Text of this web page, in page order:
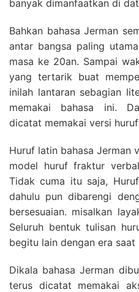
banyak dimanfaatkan di
Bahkan bahasa Jerman
antar bangsa paling
masa ke 20an. Sampai
yang tertarik buat
inilah lantaran sebagian
memakai bahasa ini.
dicatat memakai versi
Huruf latin bahasa Jerman
model huruf fraktur
Tidak cuma itu saja,
dahulu pun dibarengi
bersesuaian. misalkan
Seluruh bentuk tulisan
begitu lain dengan era saat
Dikala bahasa Jerman
terus dicatat memakai